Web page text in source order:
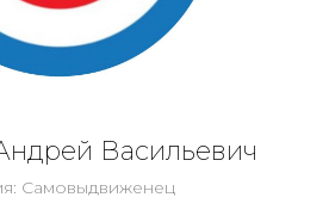
Васильевич
Самовыдвиженец